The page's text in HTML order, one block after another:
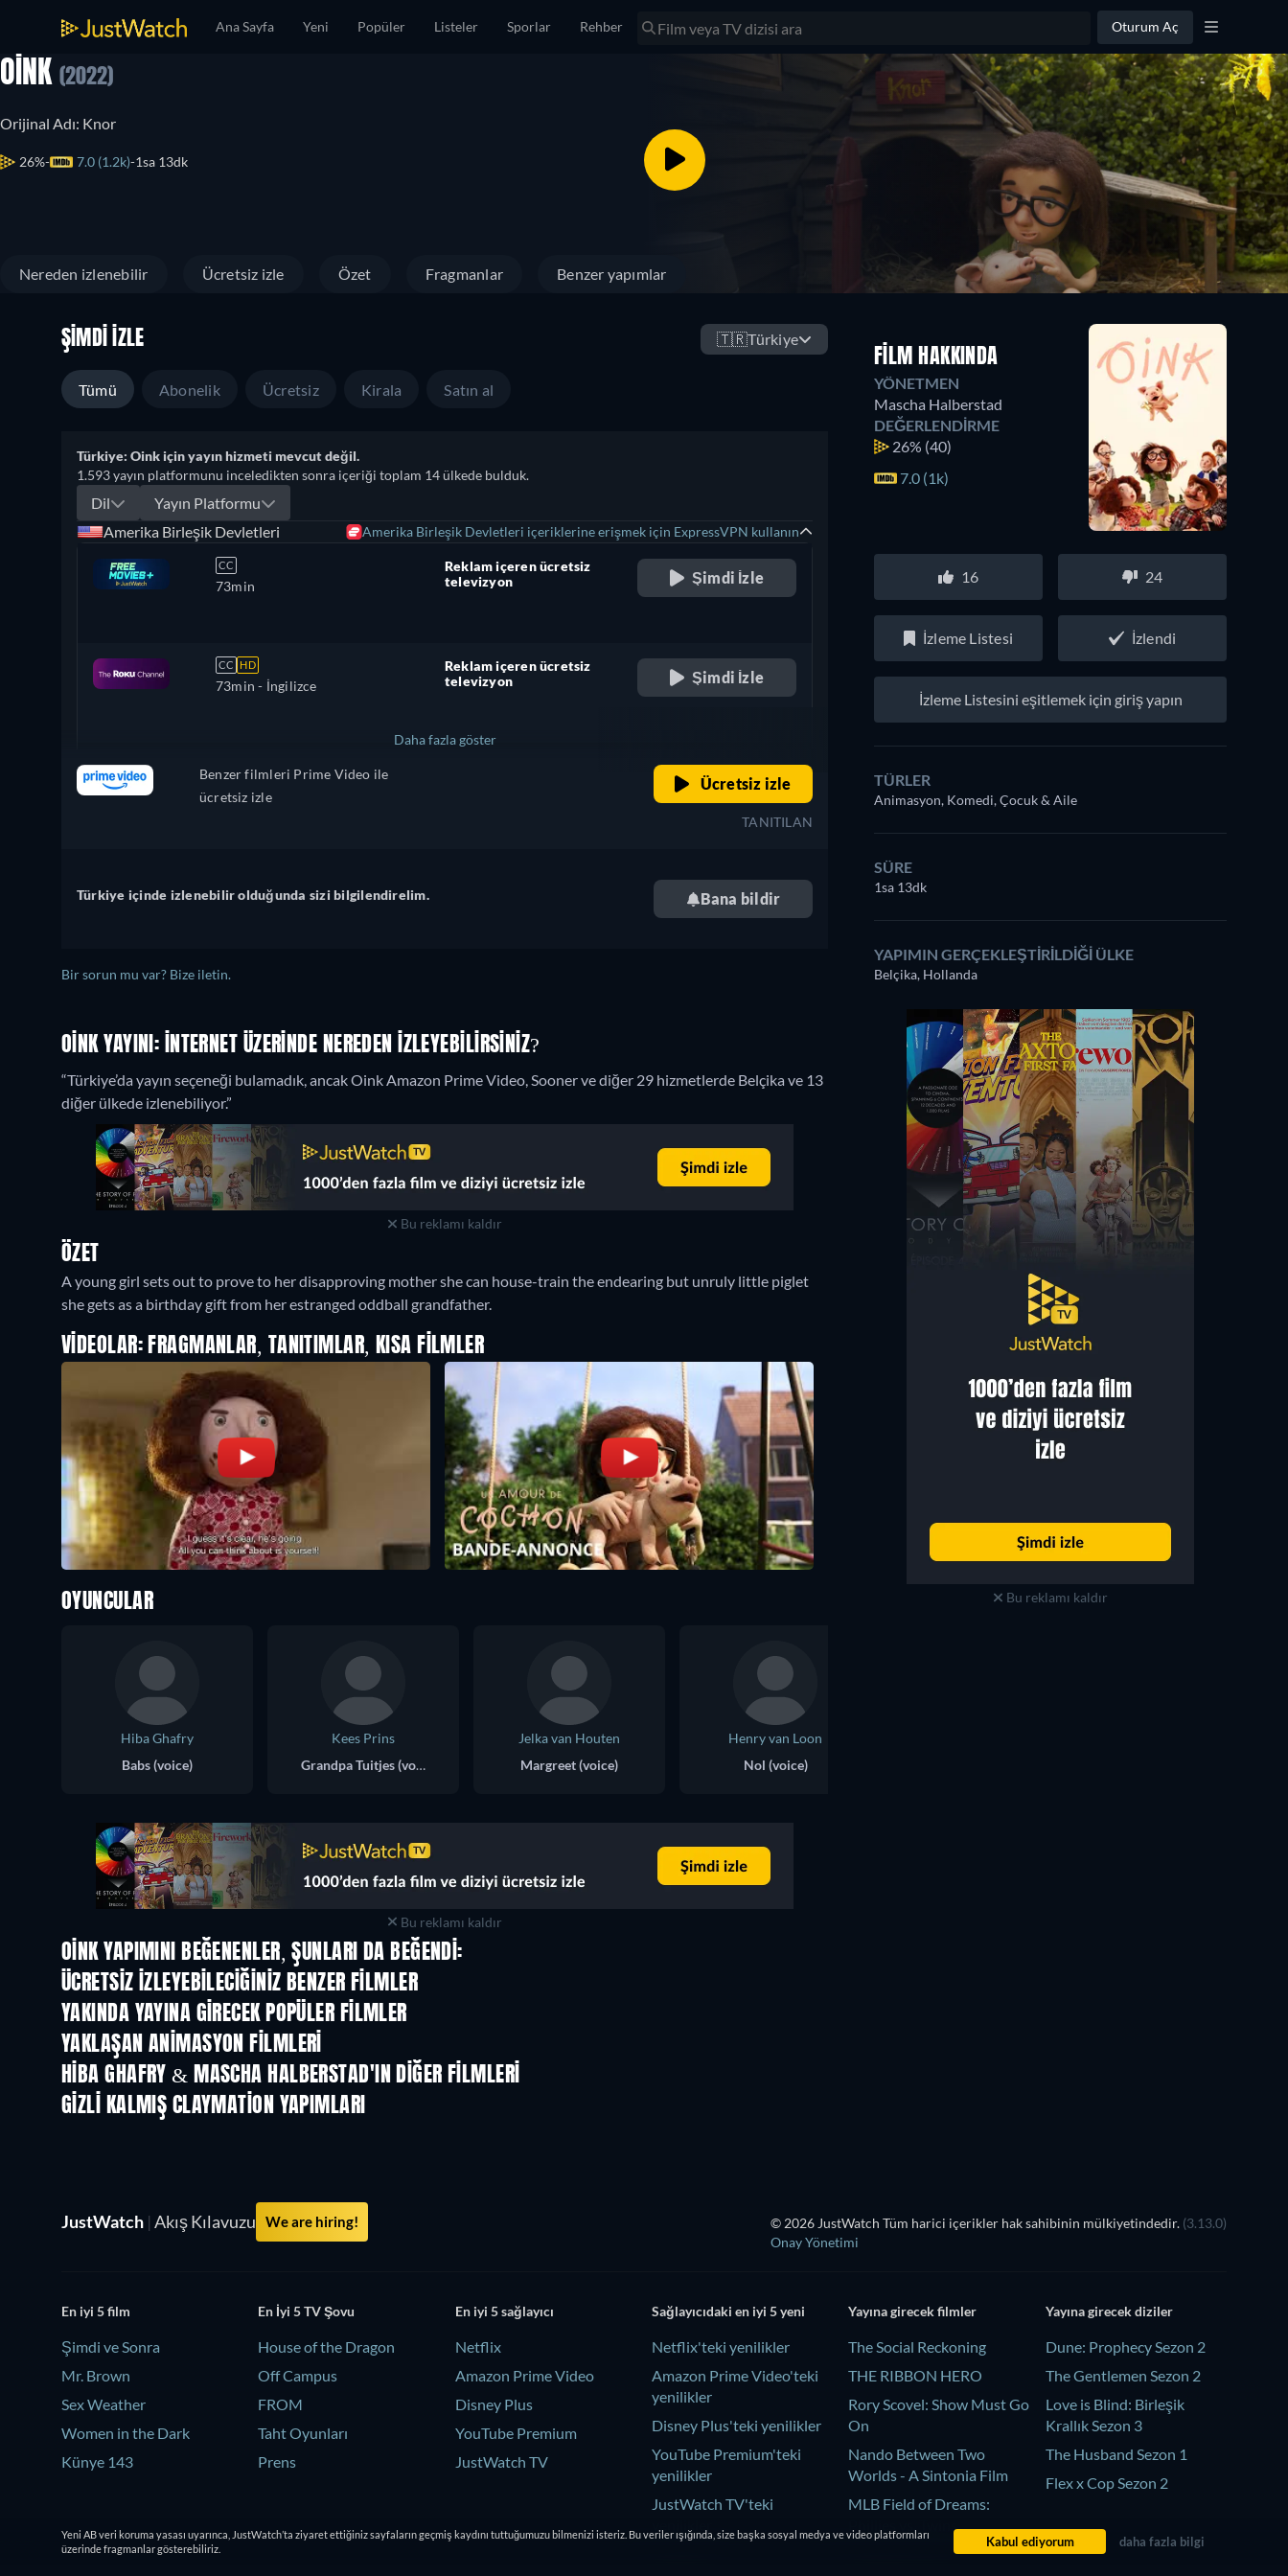
Ana Sayfa Yeni Popüler Listeler Sporlar Rehber Oturum Aç
OINK (2022)
Orijinal Adı: Knor
26% 7.0 (1.2k) 1sa 13dk
Nereden izlenebilir Ücretsiz izle Özet Fragmanlar Benzer yapımlar
ŞIMDI İZLE 🇹🇷Türkiye
Tümü Abonelik Ücretsiz Kirala Satın al
Türkiye: Oink için yayın hizmeti mevcut değil.
1.593 yayın platformunu inceledikten sonra içeriği toplam 14 ülkede bulduk.
Dil
Yayın Platformu
Amerika Birleşik Devletleri
Amerika Birleşik Devletleri içeriklerine erişmek için ExpressVPN kullanın
CC
73min
Reklam içeren ücretsiz
televizyon
Şimdi İzle
CC HD
73min - İngilizce
Reklam içeren ücretsiz
televizyon
Şimdi İzle
Fransa + 5
Daha fazla göster
Benzer filmleri Prime Video ile
ücretsiz izle
Ücretsiz izle
TANITILAN
Türkiye içinde izlenebilir olduğunda sizi bilgilendirelim. Bana bildir
Bir sorun mu var? Bize iletin.
OINK YAYINI: İNTERNET ÜZERINDE NEREDEN IZLEYEBILIRSINIZ?
“Türkiye’da yayın seçeneği bulamadık, ancak Oink Amazon Prime Video, Sooner ve diğer 29 hizmetlerde Belçika ve 13
diğer ülkede izlenebiliyor.”
Bu reklamı kaldır
ÖZET
A young girl sets out to prove to her disapproving mother she can house-train the endearing but unruly little piglet
she gets as a birthday gift from her estranged oddball grandfather.
VIDEOLAR: FRAGMANLAR, TANITIMLAR, KISA FILMLER
FILM HAKKINDA
YÖNETMEN
Mascha Halberstad
DEĞERLENDIRME
26% (40)
7.0 (1k)
16 24
İzleme Listesi İzlendi
İzleme Listesini eşitlemek için giriş yapın
TÜRLER
Animasyon, Komedi, Çocuk & Aile
SÜRE
1sa 13dk
YAPIMIN GERÇEKLEŞTIRILDIĞI ÜLKE
Belçika, Hollanda
Bu reklamı kaldır
OYUNCULAR
Hiba Ghafry
Babs (voice)
Kees Prins
Grandpa Tuitjes (voice)
Jelka van Houten
Margreet (voice)
Henry van Loon
Nol (voice)
Bu reklamı kaldır
OINK YAPIMINI BEĞENENLER, ŞUNLARI DA BEĞENDI:
ÜCRETSIZ IZLEYEBILECIĞINIZ BENZER FILMLER
YAKINDA YAYINA GIRECEK POPÜLER FILMLER
YAKLAŞAN ANIMASYON FILMLERI
HIBA GHAFRY & MASCHA HALBERSTAD'IN DIĞER FILMLERI
GIZLI KALMIŞ CLAYMATION YAPIMLARI
JustWatch | Akış Kılavuzu We are hiring! © 2026 JustWatch Tüm harici içerikler hak sahibinin mülkiyetindedir. (3.13.0)
Onay Yönetimi
En iyi 5 film
Şimdi ve Sonra
Mr. Brown
Sex Weather
Women in the Dark
Künye 143
En İyi 5 TV Şovu
House of the Dragon
Off Campus
FROM
Taht Oyunları
Prens
En iyi 5 sağlayıcı
Netflix
Amazon Prime Video
Disney Plus
YouTube Premium
JustWatch TV
Sağlayıcıdaki en iyi 5 yeni
Netflix'teki yenilikler
Amazon Prime Video'teki
yenilikler
Disney Plus'teki yenilikler
YouTube Premium'teki
yenilikler
JustWatch TV'teki
Yayına girecek filmler
The Social Reckoning
THE RIBBON HERO
Rory Scovel: Show Must Go
On
Nando Between Two
Worlds - A Sintonia Film
MLB Field of Dreams:
Phillies vs. Twins
Yayına girecek diziler
Dune: Prophecy Sezon 2
The Gentlemen Sezon 2
Love is Blind: Birleşik
Krallık Sezon 3
The Husband Sezon 1
Flex x Cop Sezon 2
Yeni AB veri koruma yasası uyarınca, JustWatch’ta ziyaret ettiğiniz sayfaların geçmiş kaydını tuttuğumuzu bilmenizi isteriz. Bu veriler ışığında, size başka sosyal medya ve video platformları
üzerinde fragmanlar gösterebiliriz.
Kabul ediyorum daha fazla bilgi